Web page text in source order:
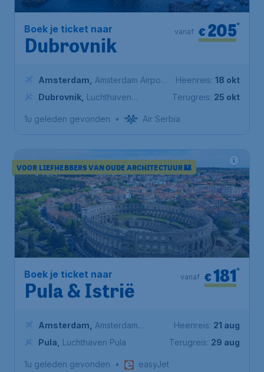
Boek je ticket naar
Dubrovnik
€ 205*
vanaf
Amsterdam
Amsterdam Airport
Schiphol
Dubrovnik Luchthaven
Heenreis: 18 okt
Terugreis: 25 okt
1u geleden gevonden • Air Serbia
VOOR LIEFHEBBERS VAN OUDE ARCHITECTUUR 🏰
Boek je ticket naar
Pula & Istrië
€181*
vanaf
Amsterdam
Amsterdam
Airport Schiphol
Pula Luchthaven Pula
Heenreis: 21 aug
Terugreis: 29 aug
1u geleden gevonden • easyJet